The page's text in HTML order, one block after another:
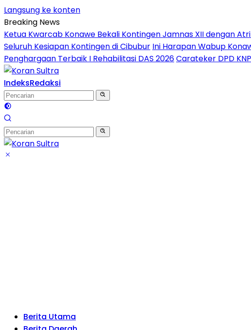
Langsung ke konten
Breaking News
Ketua Kwarcab Konawe Bekali Kontingen Jamnas XII dengan
Seluruh Kesiapan Kontingen di Cibubur Ini Harapan Wabup
Penghargaan Terbaik I Rehabilitasi DAS 2026Carateker DPD
IndeksRedaksi
Berita Utama